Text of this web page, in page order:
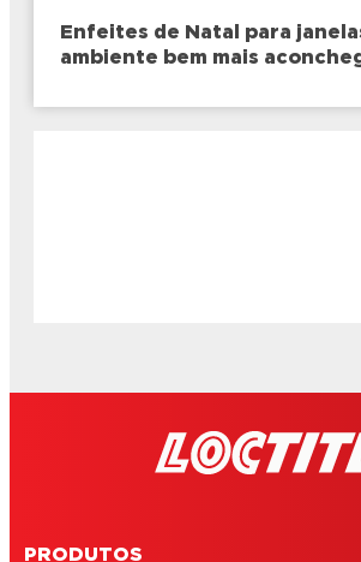
Enfeites de Natal para
ambiente bem mais
PRODUTOS